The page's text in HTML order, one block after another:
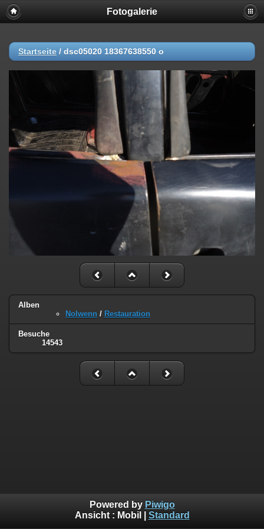
Fotogalerie
Startseite / dsc05020 18367638550 o
Alben
Nolwenn / Restauration
Besuche
14543
Powered by Piwigo
Ansicht : Mobil Standard